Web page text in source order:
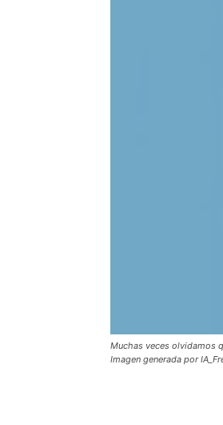
Muchas veces olvidamos
Imagen generada por